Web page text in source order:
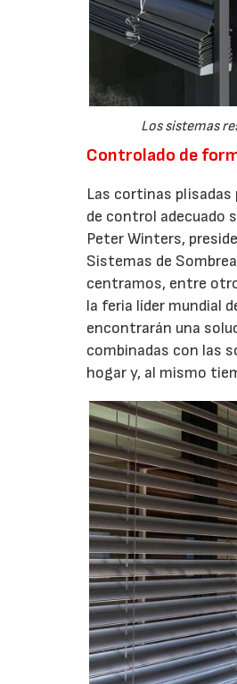
Los sistemas
Controlado de
Las cortinas
de control adecuado
Peter Winters,
Sistemas de
centramos, entre
la feria líder mundial
encontrarán una
combinadas con las
hogar y, al mismo